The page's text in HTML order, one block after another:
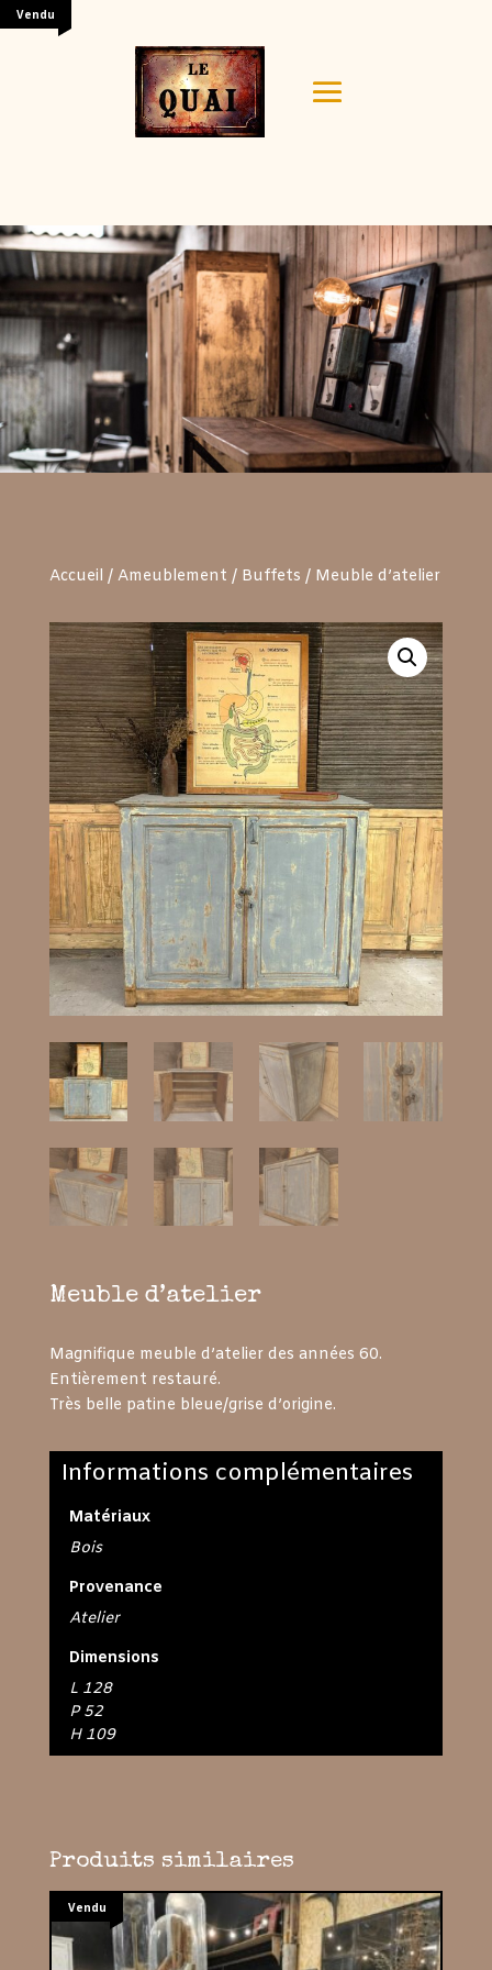
Vendu
Your content goes here. Edit or remove this text inline
or in the module Content settings. You can also style
every aspect of this content in the module Design
settings and even apply custom CSS to this text in the
module Advanced settings.
Accueil / Ameublement / Buffets / Meuble d’atelier
Meuble d’atelier
Magnifique meuble d’atelier des années 60.
Entièrement restauré.
Très belle patine bleue/grise d’origine.
Informations complémentaires
Matériaux
Bois
Provenance
Atelier
Dimensions
L 128
P 52
H 109
Produits similaires
Vendu